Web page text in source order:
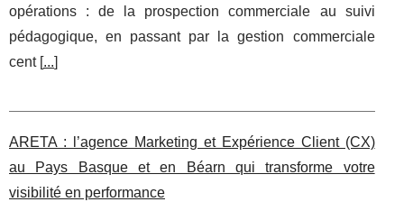
opérations : de la prospection commerciale au suivi
pédagogique, en passant par la gestion commerciale
cent [...]
ARETA : l’agence Marketing et Expérience Client (CX)
au Pays Basque et en Béarn qui transforme votre
visibilité en performance